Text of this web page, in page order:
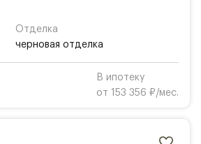
Отделка
черновая отделка
В ипотеку
от 153 356 ₽/мес.